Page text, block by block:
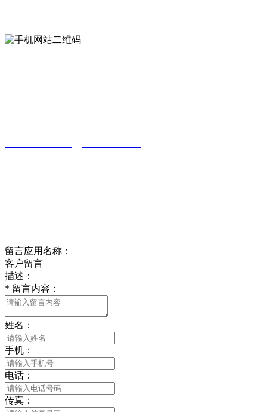
留言应用名称：
客户留言
描述：
* 留言内容：
姓名：
手机：
电话：
传真：